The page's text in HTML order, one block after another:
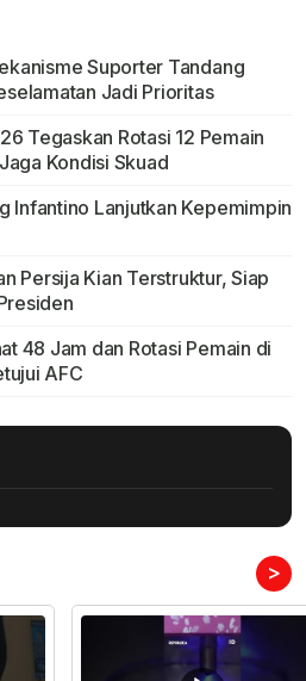
Suporter Tandang
Jadi Prioritas
Tegaskan Rotasi 12 Pemain
Kondisi Skuad
Infantino Lanjutkan Kepemimpin
Persija Kian Terstruktur, Siap
48 Jam dan Rotasi Pemain di
AFC
>